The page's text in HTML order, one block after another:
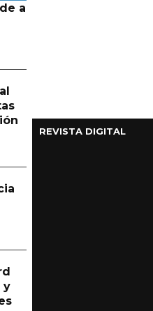
a
y
REVISTA DIGITAL